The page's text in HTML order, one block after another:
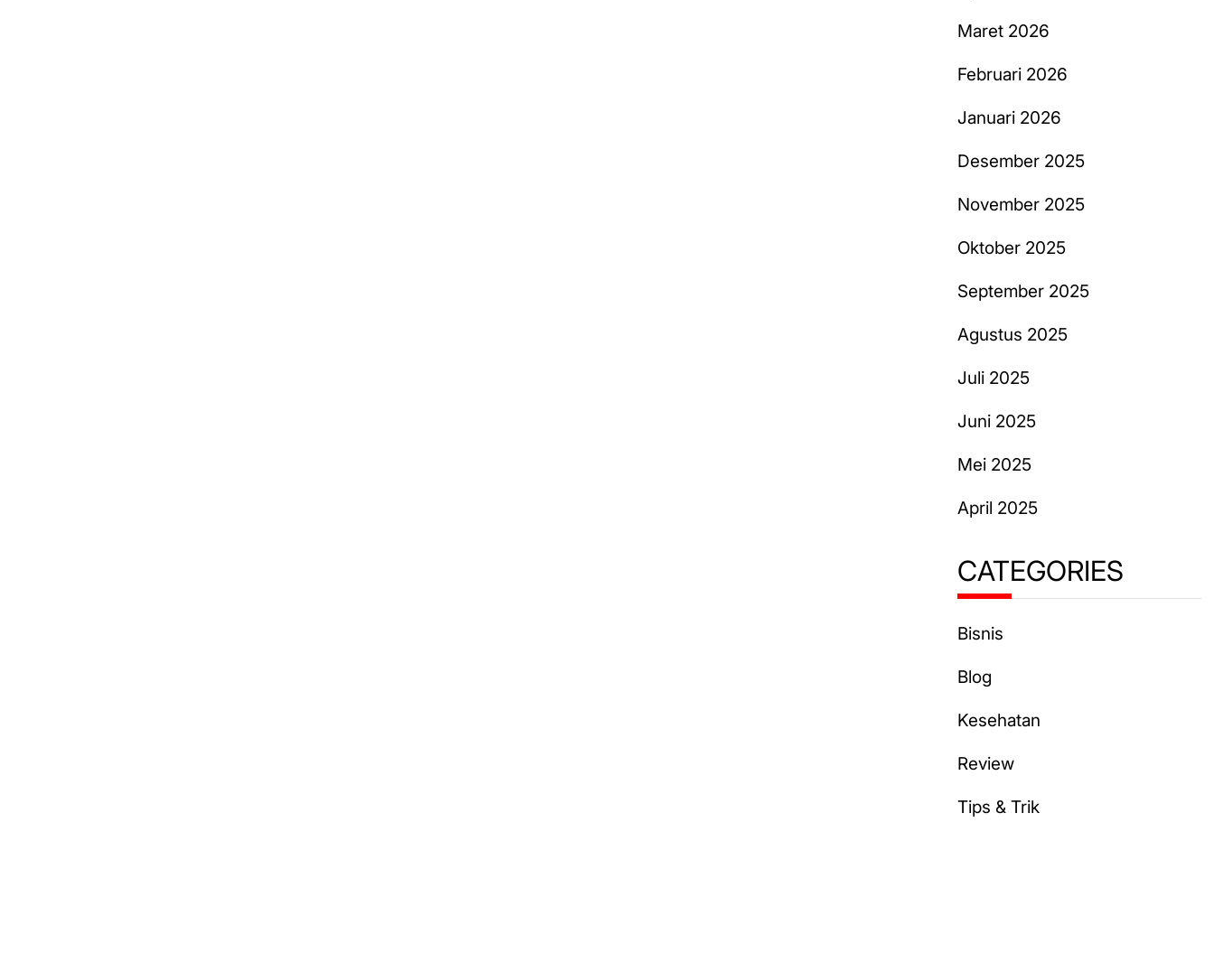
Maret 2026
Februari 2026
Januari 2026
Desember 2025
November 2025
Oktober 2025
September 2025
Agustus 2025
Juli 2025
Juni 2025
Mei 2025
April 2025
CATEGORIES
Bisnis
Blog
Kesehatan
Review
Tips & Trik